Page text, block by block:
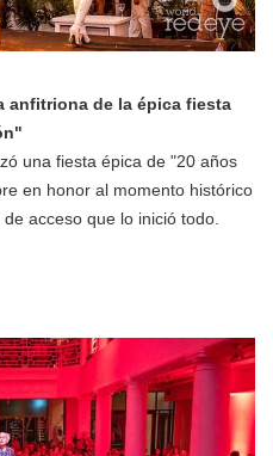
anfitriona de la épica fiesta
una fiesta épica de "20 años
en honor al momento histórico
acceso que lo inició todo.